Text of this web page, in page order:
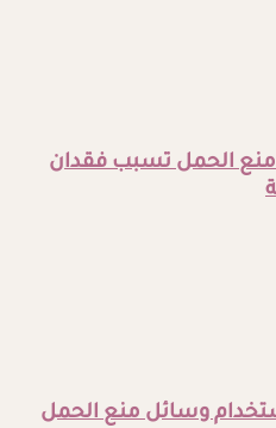
الحمل تسبب فقدان
وسائل منع الحمل